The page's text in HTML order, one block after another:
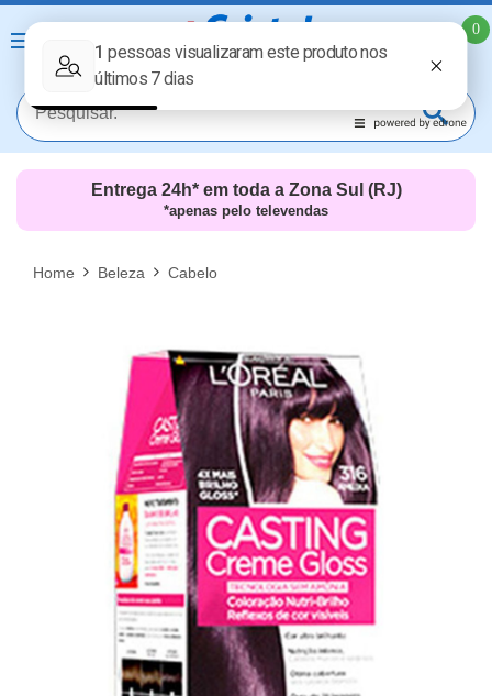
0
MAIS RESULTADOS
Entrega 24h* em toda a Zona Sul (RJ)
*apenas pelo televendas
Home Beleza Cabelo